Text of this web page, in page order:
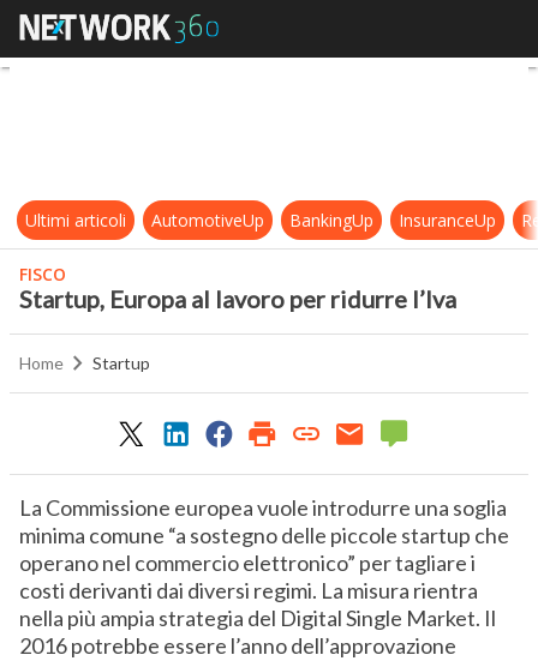
Startup, Europa al lavoro per
Ultimi articoli AutomotiveUp BankingUp InsuranceUp
FISCO
Startup, Europa al lavoro per ridurre l’Iva
Home Startup
La Commissione europea vuole introdurre una soglia
minima comune “a sostegno delle piccole startup che
operano nel commercio elettronico” per tagliare i
costi derivanti dai diversi regimi. La misura rientra
nella più ampia strategia del Digital Single Market. Il
2016 potrebbe essere l’anno dell’approvazione